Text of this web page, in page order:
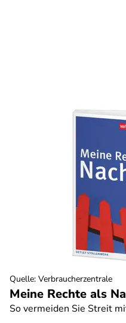
Meine Rechte als
So vermeiden Sie Streit
Quelle: Verbraucherzentrale